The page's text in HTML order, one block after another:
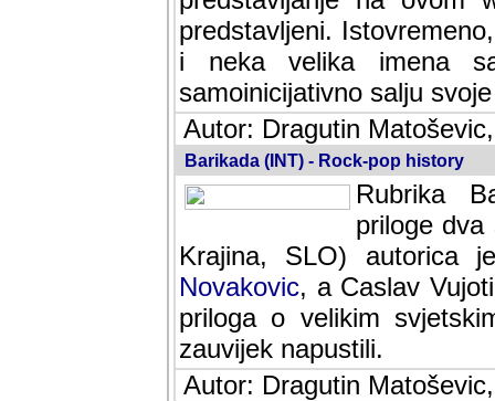
predstavljeni.
i neka velika imena
samoinicijativno salju
Autor: Dragutin
Barikada (INT) - Rock-pop history
Rubrika
dva
SLO) autorica je velikog
Caslav Vujotic
velikim svjetskim
napustili.
Autor: Dragutin